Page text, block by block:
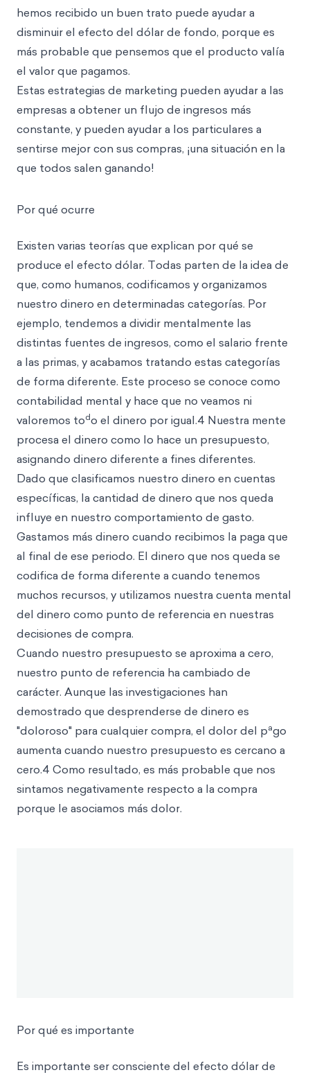
hemos recibido un buen trato puede ayudar a
disminuir el efecto del dólar de fondo, porque es
más probable que pensemos que el producto valía
el valor que pagamos.
Estas estrategias de marketing pueden ayudar a las
empresas a obtener un flujo de ingresos más
constante, y pueden ayudar a los particulares a
sentirse mejor con sus compras, ¡una situación en la
que todos salen ganando!
Por qué ocurre
Existen varias teorías que explican por qué se
produce el efecto dólar. Todas parten de la idea de
que, como humanos, codificamos y organizamos
nuestro dinero en determinadas categorías. Por
ejemplo, tendemos a dividir mentalmente las
distintas fuentes de ingresos, como el salario frente
a las primas, y acabamos tratando estas categorías
de forma diferente. Este proceso se conoce como
contabilidad mental y hace que no veamos ni
valoremos todo el dinero por igual.4 Nuestra mente
procesa el dinero como lo hace un presupuesto,
asignando dinero diferente a fines diferentes.
Dado que clasificamos nuestro dinero en cuentas
específicas, la cantidad de dinero que nos queda
influye en nuestro comportamiento de gasto.
Gastamos más dinero cuando recibimos la paga que
al final de ese periodo. El dinero que nos queda se
codifica de forma diferente a cuando tenemos
muchos recursos, y utilizamos nuestra cuenta mental
del dinero como punto de referencia en nuestras
decisiones de compra.
Cuando nuestro presupuesto se aproxima a cero,
nuestro punto de referencia ha cambiado de
carácter. Aunque las investigaciones han
demostrado que desprenderse de dinero es
"doloroso" para cualquier compra, el dolor del pago
aumenta cuando nuestro presupuesto es cercano a
cero.4 Como resultado, es más probable que nos
sintamos negativamente respecto a la compra
porque le asociamos más dolor.
Por qué es importante
Es importante ser consciente del efecto dólar de